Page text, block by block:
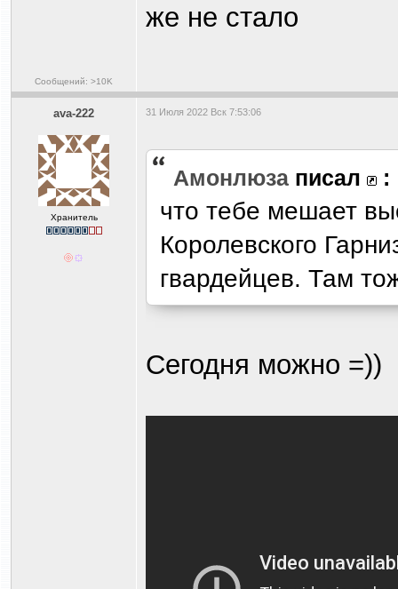
Сообщений: >10K
же не стало
ava-222
Хранитель
31 Июля 2022 Вск 7:53:06
Амонлюза писал :
что тебе мешает
Королевского
гвардейцев. Там
Сегодня можно =))